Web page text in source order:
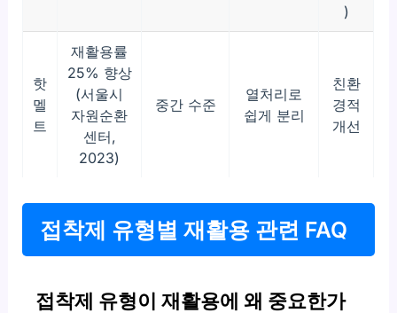
)
핫
멜
트
재활용률
25% 향상
(서울시
자원순환
센터,
2023)
중간 수준
열처리로
쉽게 분리
친환
경적
개선
접착제 유형별 재활용 관련 FAQ
접착제 유형이 재활용에 왜 중요한가